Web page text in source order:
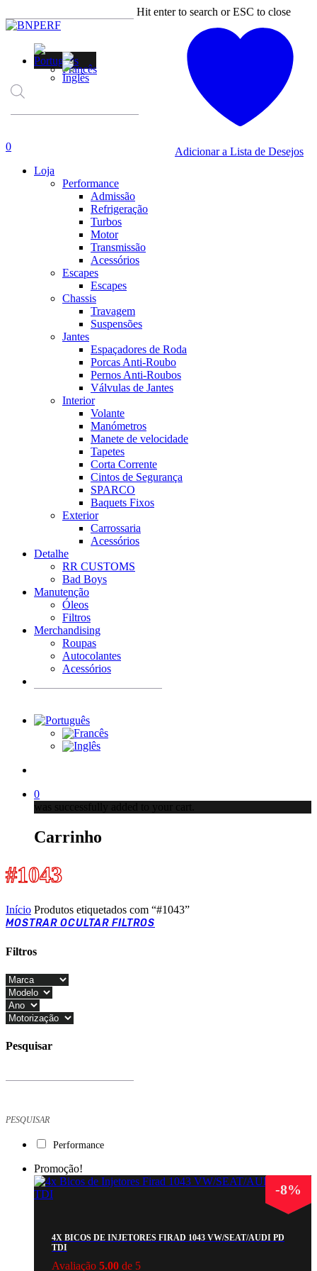
to
content
Hit enter to search or ESC to close
Close
account
0
Loja
Performance
Admissão
Refrigeração
Turbos
Motor
Transmissão
Acessórios
Escapes
Escapes
Chassis
Travagem
Suspensões
Jantes
Espaçadores de Roda
Porcas Anti-Roubo
Pernos Anti-Roubos
Válvulas de Jantes
Interior
Volante
Manómetros
Manete de velocidade
Tapetes
Corta Corrente
Cintos de Segurança
SPARCO
Baquets Fixos
Exterior
Carrossaria
Acessórios
Detalhe
RR CUSTOMS
Bad Boys
Manutenção
Óleos
Filtros
Merchandising
Roupas
Autocolantes
Acessórios
0
was successfully added to your cart.
Carrinho
#1043
Início Produtos etiquetados com “#1043”
MOSTRAR OCULTAR FILTROS
Filtros
Close
Filters
Pesquisar
PESQUISAR
Performance
Adicionar a Lista de Desejos
Promoção!
-8%
4X BICOS DE INJETORES FIRAD 1043 VW/SEAT/AUDI PD
TDI
Avaliação 5.00 de 5